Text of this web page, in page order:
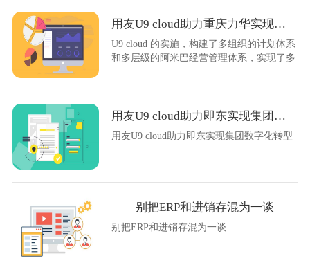
用友U9 cloud助力重庆力华实现三大战略
U9 cloud 的实施，构建了多组织的计划体系
和多层级的阿米巴经营管理体系，实现了多
用友U9 cloud助力即东实现集团数字化转型
用友U9 cloud助力即东实现集团数字化转型
别把ERP和进销存混为一谈
别把ERP和进销存混为一谈